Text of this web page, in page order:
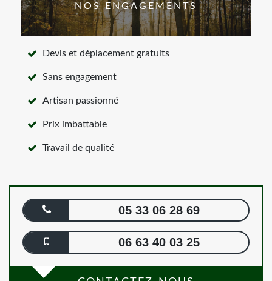
NOS ENGAGEMENTS
Devis et déplacement gratuits
Sans engagement
Artisan passionné
Prix imbattable
Travail de qualité
05 33 06 28 69
06 63 40 03 25